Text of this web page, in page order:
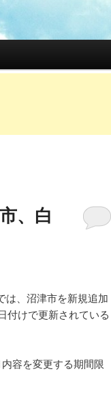
、白
は、沼津市を新規追加
付けで更新されている
容を変更する期間限